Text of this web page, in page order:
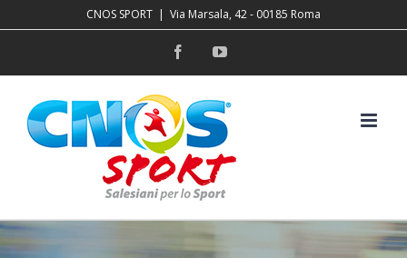
contenuto
CNOS SPORT | Via Marsala, 42 - 00185 Roma
FacebookYouTube